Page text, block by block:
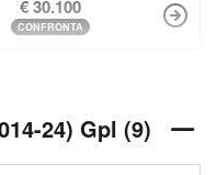
€ 30.100
CONFRONTA
24) Gpl (9)